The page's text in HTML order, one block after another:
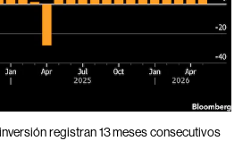
registran 13 meses consecutivos